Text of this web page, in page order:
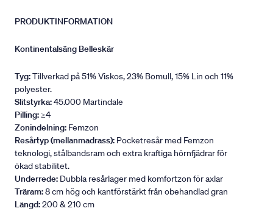
PRODUKTINFORMATION
Kontinentalsäng Belleskär
Tyg:Tillverkad på 51% Viskos, 23% Bomull, 15% Lin och 11%
polyester.
Slitstyrka:45.000 Martindale
Pilling:≥4
Zonindelning: Femzon
Resårtyp (mellanmadrass): Pocketresår med Femzon
teknologi, stålbandsram och extra kraftiga hörnfjädrar för
ökad stabilitet.
Underrede: Dubbla resårlager med komfortzon för axlar
Träram:8 cm hög och kantförstärkt från obehandlad gran
Längd:200 & 210 cm